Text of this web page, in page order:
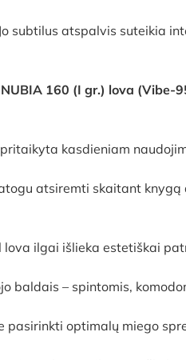
subtilus atspalvis suteikia
NUBIA 160 (I gr.) lova (Vibe-
kasdieniam
atsiremti skaitant knygą
ilgai išlieka estetiškai
baldais – spintomis,
optimalų miego